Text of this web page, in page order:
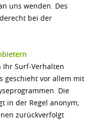
uns wenden. Des
bei der
Ihr Surf-Verhalten
geschieht vor allem mit
Die
in der Regel anonym;
zurückverfolgt